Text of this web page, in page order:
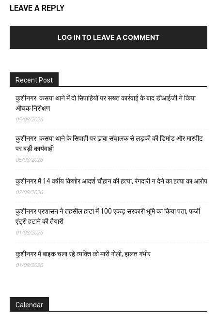
LEAVE A REPLY
LOG IN TO LEAVE A COMMENT
Recent Post
कुशीनगर: कसया थाने में दो सिपाहियों पर सख्त कार्रवाई के बाद डीआईजी ने किया
औचक निरीक्षण
05/08/2026
कुशीनगर: कसया थाने के सिपाही पर ढाबा संचालक से लड़की की डिमांड और मारपीट
पर बड़ी कार्यवाही
05/08/2026
कुशीनगर में 14 वर्षीय किशोर आदर्श चौहान की हत्या, रंगदारी न देने का हत्या का आरोप
02/08/2026
कुशीनगर प्रशासन ने तहसील हाटा में 100 एकड़ सरकारी भूमि का किया पता, फर्जी
एंट्री हटाने की तैयारी
01/08/2026
कुशीनगर में बाइक चला रहे व्यक्ति को मारी गोली, हालत गंभीर
01/08/2026
Calendar